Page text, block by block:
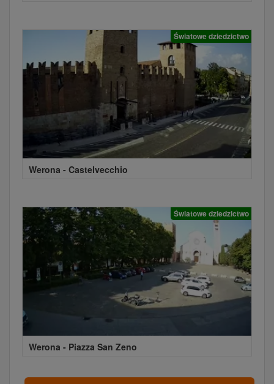
Światowe dziedzictwo
Werona - Castelvecchio
Światowe dziedzictwo
Werona - Piazza San Zeno